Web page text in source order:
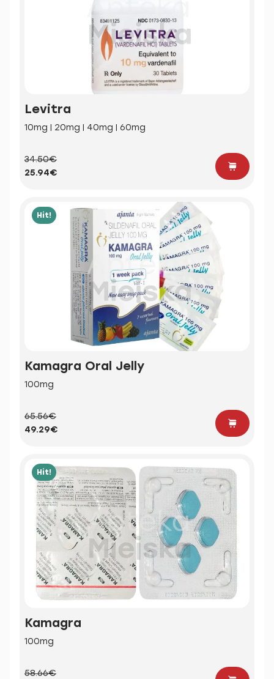
Levitra
10mg | 20mg | 40mg | 60mg
34.50€
25.94€
Hit!
Kamagra Oral Jelly
100mg
65.56€
49.29€
Hit!
Kamagra
100mg
58.66€